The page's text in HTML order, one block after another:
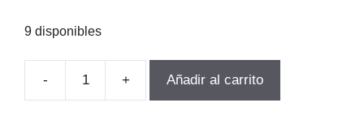
9 disponibles
-
JUEGO
+ Añadir al carrito